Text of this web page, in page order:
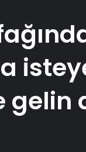
gelin